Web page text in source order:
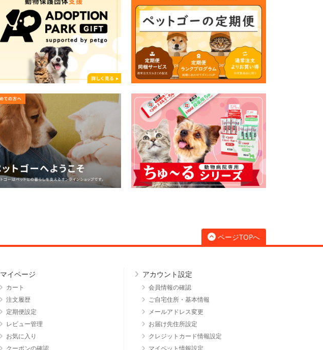
ページTOPへ
マイページ
カート
注文履歴
定期便設定
レビュー管理
お気に入り
クーポンの確認
アカウント設定
会員情報の確認
ご自宅住所・基本情報
メールアドレス変更
お届け先住所設定
クレジットカード情報設定
マイペット情報設定